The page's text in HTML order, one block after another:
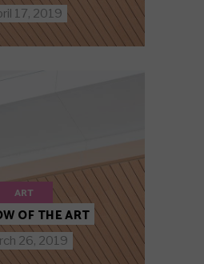
17, 2019
ART
OF THE ART
26, 2019